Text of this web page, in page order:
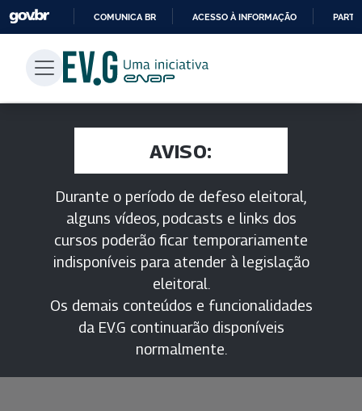
PARA
CONTEÚDO
COMUNICA BR ACESSO À INFORMAÇÃO
AVISO:
Durante o período de defeso eleitoral,
alguns vídeos, podcasts e links dos
cursos poderão ficar temporariamente
indisponíveis para atender à legislação
eleitoral.
Os demais conteúdos e funcionalidades
da EV.G continuarão disponíveis
normalmente.